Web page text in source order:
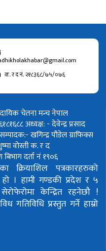
क. र द नं. २१८३६८/७५/०७६
चेतना मन्च नेपाल
अध्यक्ष: - देवेन्द्र प्रसाद
सम्पादक:- खगिन्द्र पौडेलग्राफिक्स
वोस्तीक. र द
दर्ता नं १९०६
क्रियाशिल पत्रकारहरुको
। हामी गण्डकी प्रदेश र ५
केन्द्रित रहनेछौ !
गतिविधि प्रस्तुत गर्ने हाम्रो